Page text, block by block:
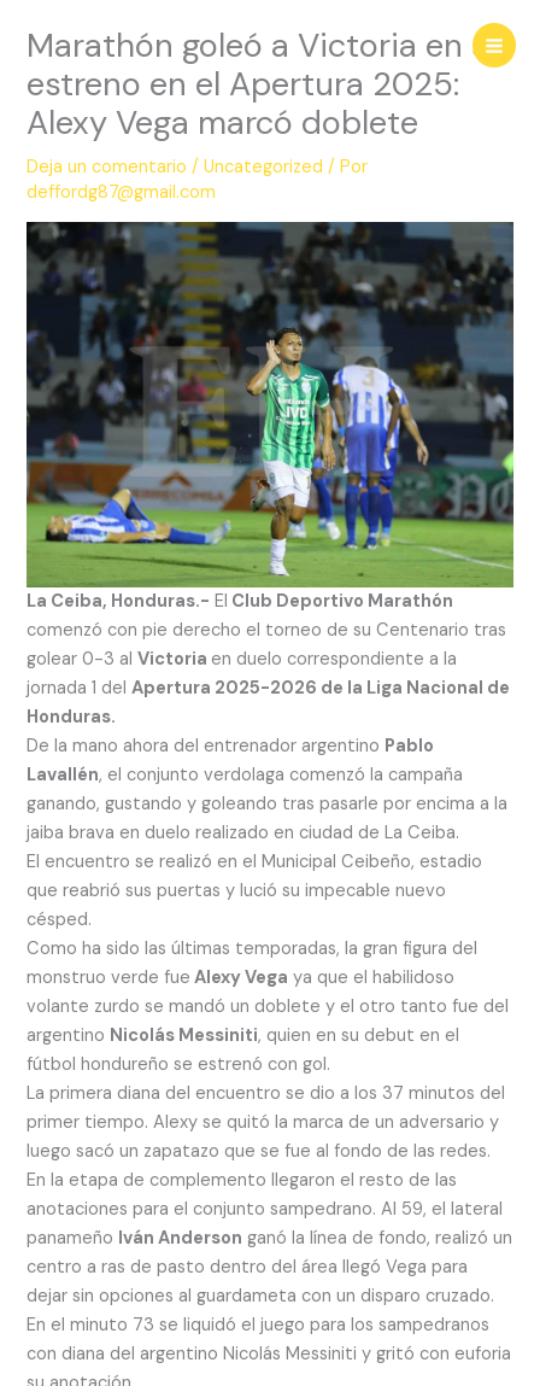
contenido
Marathón goleó a Victoria en su
estreno en el Apertura 2025:
Alexy Vega marcó doblete
Deja un comentario /Uncategorized / Por
deffordg87@gmail.com
La Ceiba, Honduras.- El Club Deportivo Marathón
comenzó con pie derecho el torneo de su Centenario tras
golear 0-3 alVictoria en duelo correspondiente a la
jornada 1 delApertura 2025-2026 de la Liga Nacional de
Honduras.
De la mano ahora del entrenador argentino Pablo
Lavallén, el conjunto verdolaga comenzó la campaña
ganando, gustando y goleando tras pasarle por encima a la
jaiba brava en duelo realizado en ciudad de La Ceiba.
El encuentro se realizó en el Municipal Ceibeño, estadio
que reabrió sus puertas y lució su impecable nuevo
césped.
Como ha sido las últimas temporadas, la gran figura del
monstruo verde fue Alexy Vega ya que el habilidoso
volante zurdo se mandó un doblete y el otro tanto fue del
argentino Nicolás Messiniti, quien en su debut en el
fútbol hondureño se estrenó con gol.
La primera diana del encuentro se dio a los 37 minutos del
primer tiempo. Alexy se quitó la marca de un adversario y
luego sacó un zapatazo que se fue al fondo de las redes.
En la etapa de complemento llegaron el resto de las
anotaciones para el conjunto sampedrano. Al 59, el lateral
panameño Iván Anderson ganó la línea de fondo, realizó un
centro a ras de pasto dentro del área llegó Vega para
dejar sin opciones al guardameta con un disparo cruzado.
En el minuto 73 se liquidó el juego para los sampedranos
con diana del argentino Nicolás Messiniti y gritó con euforia